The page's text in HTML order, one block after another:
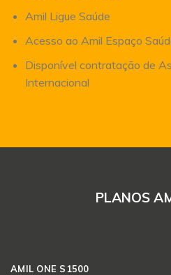
Amil Ligue Saúde
Acesso ao Amil Espaço
Disponível contratação de
Internacional
PLANOS
AMIL ONE S1500